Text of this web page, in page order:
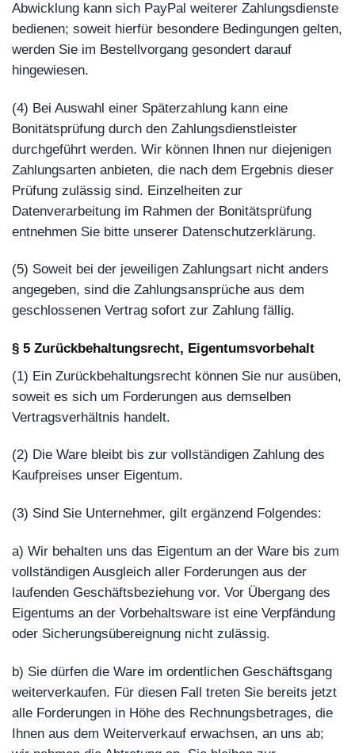
Abwicklung kann sich PayPal weiterer Zahlungsdienste
bedienen; soweit hierfür besondere Bedingungen gelten,
werden Sie im Bestellvorgang gesondert darauf
hingewiesen.
(4) Bei Auswahl einer Späterzahlung kann eine
Bonitätsprüfung durch den Zahlungsdienstleister
durchgeführt werden. Wir können Ihnen nur diejenigen
Zahlungsarten anbieten, die nach dem Ergebnis dieser
Prüfung zulässig sind. Einzelheiten zur
Datenverarbeitung im Rahmen der Bonitätsprüfung
entnehmen Sie bitte unserer Datenschutzerklärung.
(5) Soweit bei der jeweiligen Zahlungsart nicht anders
angegeben, sind die Zahlungsansprüche aus dem
geschlossenen Vertrag sofort zur Zahlung fällig.
§ 5 Zurückbehaltungsrecht, Eigentumsvorbehalt
(1) Ein Zurückbehaltungsrecht können Sie nur ausüben,
soweit es sich um Forderungen aus demselben
Vertragsverhältnis handelt.
(2) Die Ware bleibt bis zur vollständigen Zahlung des
Kaufpreises unser Eigentum.
(3) Sind Sie Unternehmer, gilt ergänzend Folgendes:
a) Wir behalten uns das Eigentum an der Ware bis zum
vollständigen Ausgleich aller Forderungen aus der
laufenden Geschäftsbeziehung vor. Vor Übergang des
Eigentums an der Vorbehaltsware ist eine Verpfändung
oder Sicherungsübereignung nicht zulässig.
b) Sie dürfen die Ware im ordentlichen Geschäftsgang
weiterverkaufen. Für diesen Fall treten Sie bereits jetzt
alle Forderungen in Höhe des Rechnungsbetrages, die
Ihnen aus dem Weiterverkauf erwachsen, an uns ab;